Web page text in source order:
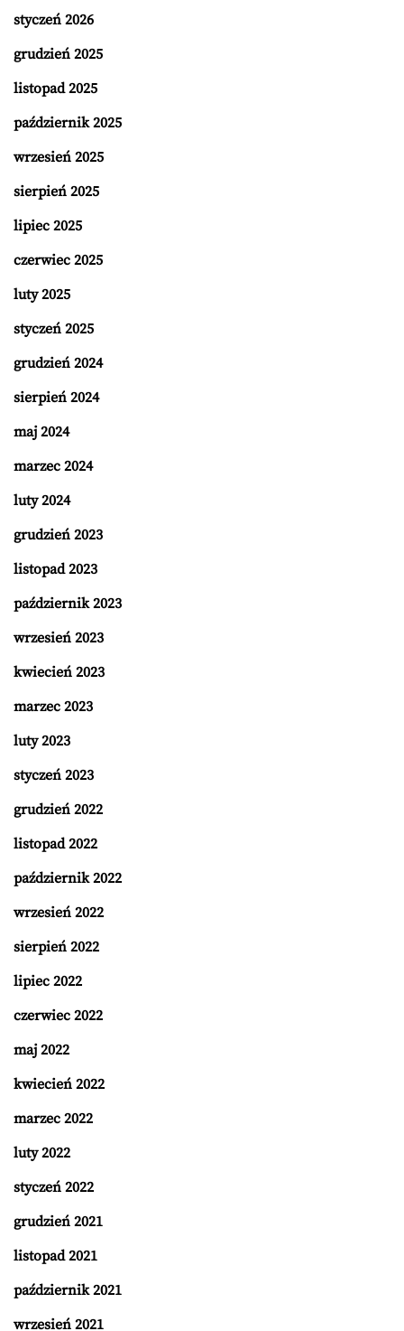
styczeń 2026
grudzień 2025
listopad 2025
październik 2025
wrzesień 2025
sierpień 2025
lipiec 2025
czerwiec 2025
luty 2025
styczeń 2025
grudzień 2024
sierpień 2024
maj 2024
marzec 2024
luty 2024
grudzień 2023
listopad 2023
październik 2023
wrzesień 2023
kwiecień 2023
marzec 2023
luty 2023
styczeń 2023
grudzień 2022
listopad 2022
październik 2022
wrzesień 2022
sierpień 2022
lipiec 2022
czerwiec 2022
maj 2022
kwiecień 2022
marzec 2022
luty 2022
styczeń 2022
grudzień 2021
listopad 2021
październik 2021
wrzesień 2021